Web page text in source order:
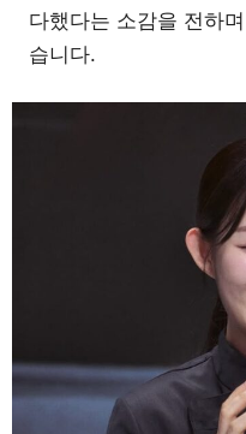
다했다는 소감을 전하
습니다.